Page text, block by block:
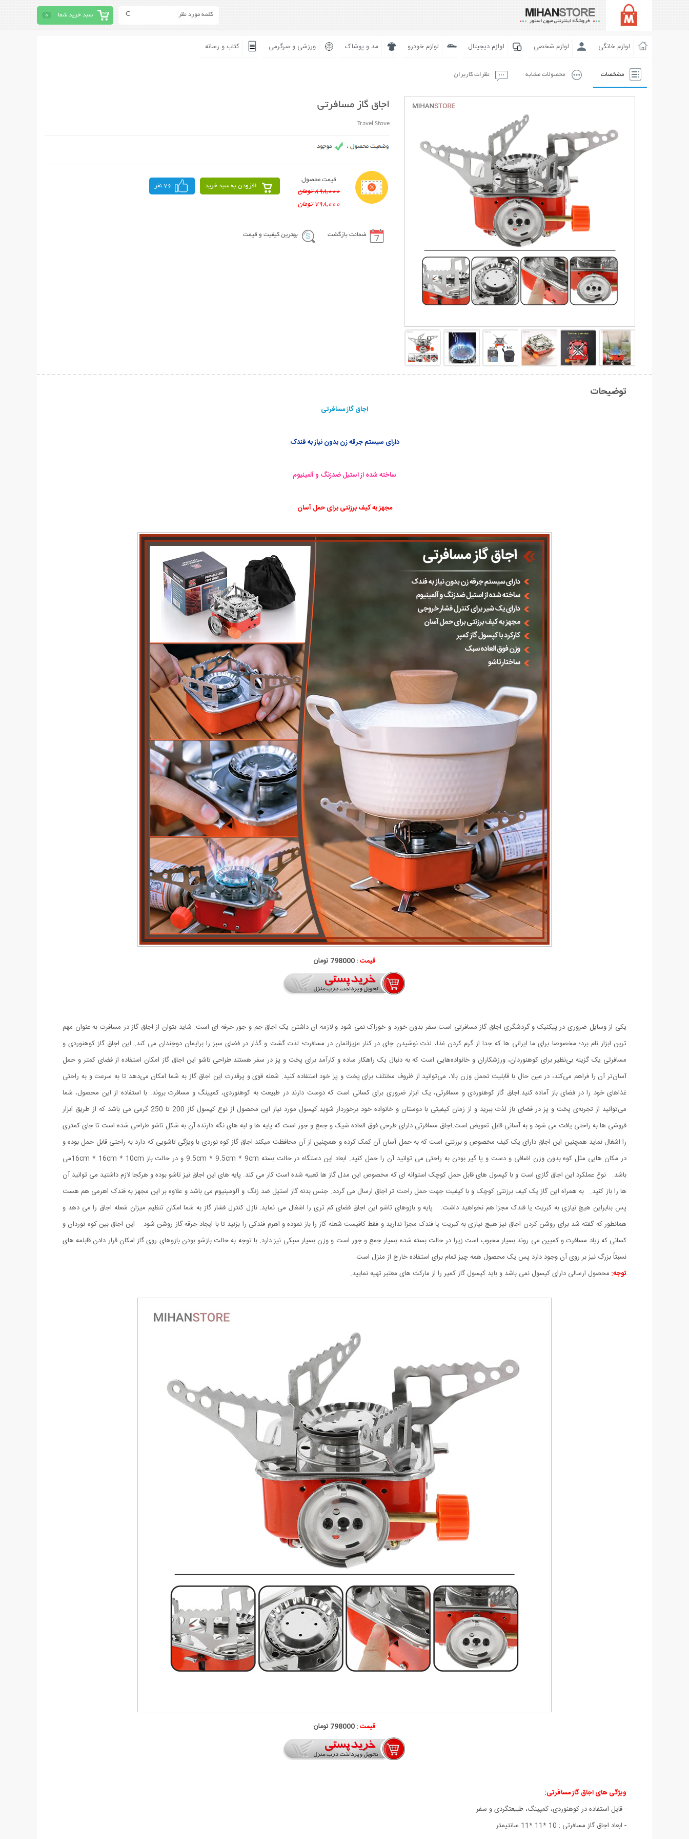
سبد خرید شما 0
لوازم خانگی لوازم شخصی لوازم دیجیتال لوازم خودرو مد و پوشاک ورزشی و سرگرمی کتاب و رسانه
مشخصات محصولات مشابه نظرات کاربران
اجاق گاز مسافرتی
Travel Stove
قیمت محصول
898,000 تومان
798,000 تومان
افزودن به سبد خرید 76 نفر
ضمانت بازگشت بهترین کیفیت و قیمت
توضیحات
اجاق گاز مسافرتی
دارای سیستم جرقه زن بدون نیاز به فندک
ساخته شده از استیل ضدزنگ و آلمینیوم
مجهز به کیف برزنتی برای حمل آسان
قیمت :798000 تومان
یکی از وسایل ضروری در پیکنیک و گردشگری اجاق گاز مسافرتی است.سفر بدون خورد و خوراک نمی شود و لازمه ان داشتن یک اجاق جم و جور حرفه ای است. شاید بتوان از اجاق گاز در مسافرت به عنوان مهم
ترین ابزار نام برد؛ مخصوصا برای ما ایرانی ها که جدا از گرم کردن غذا، لذت نوشیدن چای در کنار عزیزانمان در مسافرت؛ لذت گشت و گذار در فضای سبز را برایمان دوچندان می کند. این اجاق گاز کوهنوردی و
مسافرتی یک گزینه بی‌نظیر برای کوهنوردان، ورزشکاران و خانواده‌هایی است که به دنبال یک راهکار ساده و کارآمد برای پخت و پز در سفر هستند.طراحی تاشو این اجاق گاز امکان استفاده از فضای کمتر و حمل
آسان‌تر آن را فراهم می‌کند، در عین حال با قابلیت تحمل وزن بالا، می‌توانید از ظروف مختلف برای پخت و پز خود استفاده کنید. شعله قوی و پرقدرت این اجاق گاز به شما امکان می‌دهد تا به سرعت و به راحتی
غذاهای خود را در فضای باز آماده کنید.اجاق گاز کوهنوردی و مسافرتی، یک ابزار ضروری برای کسانی است که دوست دارند در طبیعت به کوهنوردی، کمپینگ و مسافرت بروند. با استفاده از این محصول، شما
می‌توانید از تجربه‌ی پخت و پز در فضای باز لذت ببرید و از زمان کیفیتی با دوستان و خانواده خود برخوردار شوید.کپسول مورد نیاز این محصول از نوع کپسول گاز 200 تا 250 گرمی می باشد که از طریق ابزار
فروشی ها به راحتی یافت می شود و به آسانی قابل تعویض است.اجاق مسافرتی دارای طرحی فوق العاده شیک و جمع و جور است که پایه ها و لبه های نگه دارنده آن به شکل تاشو طراحی شده است تا جای کمتری
را اشغال نماید.همچنین این اجاق دارای یک کیف مخصوص و برزنتی است که به حمل آسان آن کمک کرده و همچنین از آن محافظت میکند.اجاق گاز کوه نوردی با ویژگی تاشویی که دارد به راحتی قابل حمل بوده و
در مکان هایی مثل کوه بدون وزن اضافی و دست و پا گیر بودن به راحتی می توانید آن را حمل کنید. ابعاد این دستگاه در حالت بسته 9.5cm * 9.5cm * 9cm و در حالت باز 16cm * 16cm * 10cmمی
باشد. نوع عملکرد این اجاق گازی است و با کپسول های قابل حمل کوچک استوانه ای که مخصوص این مدل گاز ها تعبیه شده است کار می کند. پایه های این اجاق نیز تاشو بوده و هرکجا لازم داشتید می توانید آن
ها را باز کنید. به همراه این گاز یک کیف برزنتی کوچک و با کیفیت جهت حمل راحت تر اجاق ارسال می گردد. جنس بدنه گاز استیل ضد زنگ و آلومینیوم می باشد و علاوه بر این مجهز به فندک اهرمی هم هست
پس بنابراین هیچ نیازی به کبریت یا فندک مجزا هم نخواهید داشت. پایه و بازوهای تاشو این اجاق فضای کم تری را اشغال می نماید. نازل کنترل فشار گاز به شما امکان تنظیم میزان شعله اجاق را می دهد و
همانطور که گفته شد برای روشن کردن اجاق نیز هیچ نیازی به کبریت یا فندک مجزا ندارید و فقط کافیست شعله گاز را باز نموده و اهرم فندکی را بزنید تا با ایجاد جرقه گاز روشن شود. این اجاق بین کوه نوردان و
کسانی که زیاد مسافرت و کمپین می روند بسیار محبوب است زیرا در حالت بسته شده بسیار جمع و جور است و وزن بسیار سبکی نیز دارد. با توجه به حالت بازشو بودن بازوهای روی گاز امکان قرار دادن قابلمه های
نسبتاً بزرگ نیز بر روی آن وجود دارد پس یک محصول همه چیز تمام برای استفاده خارج از منزل است.
توجه: محصول ارسالی دارای کپسول نمی باشد و باید کپسول گاز کمپر را از مارکت های معتبر تهیه نمایید.
قیمت :798000 تومان
ویژگی های اجاق گاز مسافرتی:
- قایل استفاده در کوهنوردی، کمپینگ، طبیعتگردی و سفر
- ابعاد اجاق گاز مسافرتی : 10 *11 *11 سانتیمتر